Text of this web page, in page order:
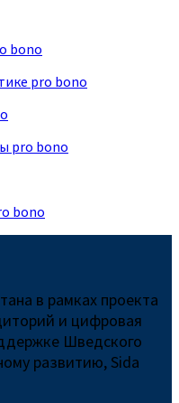
bono
pro bono
pro bono
bono
в рамках проекта
и цифровая
Шведского
развитию, Sida